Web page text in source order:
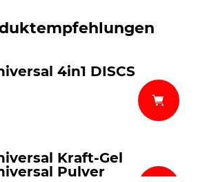
4in1 DISCS
Kraft-Gel
Pulver